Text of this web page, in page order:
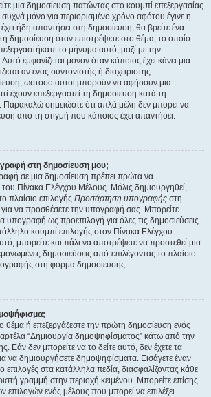
μια δημοσίευση πατώντας στο κουμπί επεξεργασίας
μόνο για περιορισμένο χρόνο αφότου έγινε η
ήδη απαντήσει στη δημοσίευση, θα βρείτε ένα
δημοσίευση όταν επιστρέψετε στο θέμα, το οποίο
το μήνυμα αυτό, μαζί με την
εμφανίζεται μόνον όταν κάποιος έχει κάνει μια
αν ένας συντονιστής ή διαχειριστής
ωστόσο αυτοί μπορούν να αφήσουν μια
έχουν επεξεργαστεί τη δημοσίευση κατά τη
Παρακαλώ σημειώστε ότι απλά μέλη δεν μπορεί να
από τη στιγμή που κάποιος έχει απαντήσει.
στη δημοσίευση μου;
σε μια δημοσίευση πρέπει πρώτα να
Πίνακα Ελέγχου Μέλους. Μόλις δημιουργηθεί,
πλαίσιο επιλογής Προσάρτηση υπογραφής στη
να προσθέσετε την υπογραφή σας. Μπορείτε
υπογραφή ως προεπιλογή για όλες τις δημοσιεύσεις
κουμπί επιλογής στον Πίνακα Ελέγχου
μπορείτε και πάλι να αποτρέψετε να προστεθεί μια
δημοσιεύσεις από-επιλέγοντας το πλαίσιο
στη φόρμα δημοσίευσης.
θέμα ή επεξεργάζεστε την πρώτη δημοσίευση ενός
“Δημιουργία δημοψηφίσματος” κάτω από την
Εάν δεν μπορείτε να το δείτε αυτό, δεν έχετε τα
να δημιουργήσετε δημοψηφίσματα. Εισάγετε έναν
επιλογές στα κατάλληλα πεδία, διασφαλίζοντας κάθε
γραμμή στην περιοχή κειμένου. Μπορείτε επίσης
επιλογών ενός μέλους που μπορεί να επιλέξει